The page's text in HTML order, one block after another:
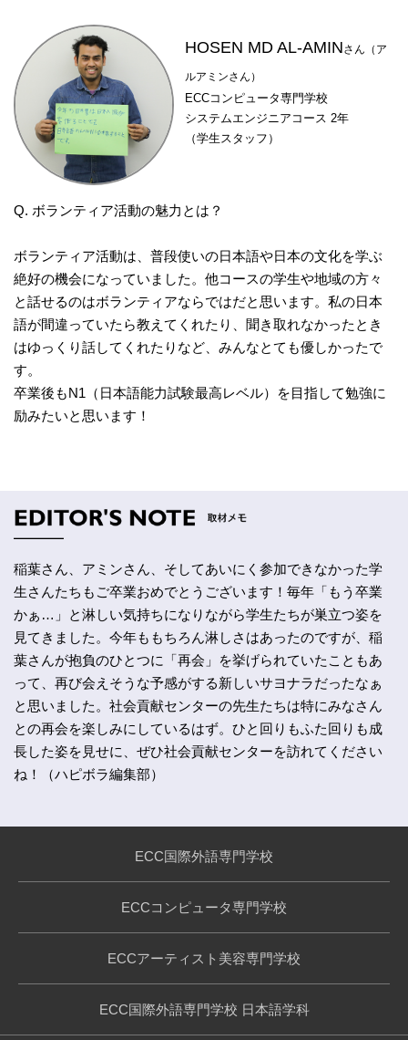
HOSEN MD AL-AMINさん（ア
ルアミンさん）
ECCコンピュータ専門学校
システムエンジニアコース 2年
（学生スタッフ）
Q. ボランティア活動の魅力とは？
ボランティア活動は、普段使いの日本語や日本の文化を学ぶ
絶好の機会になっていました。他コースの学生や地域の方々
と話せるのはボランティアならではだと思います。私の日本
語が間違っていたら教えてくれたり、聞き取れなかったとき
はゆっくり話してくれたりなど、みんなとても優しかったで
す。
卒業後もN1（日本語能力試験最高レベル）を目指して勉強に
励みたいと思います！
稲葉さん、アミンさん、そしてあいにく参加できなかった学
生さんたちもご卒業おめでとうございます！毎年「もう卒業
かぁ…」と淋しい気持ちになりながら学生たちが巣立つ姿を
見てきました。今年ももちろん淋しさはあったのですが、稲
葉さんが抱負のひとつに「再会」を挙げられていたこともあ
って、再び会えそうな予感がする新しいサヨナラだったなぁ
と思いました。社会貢献センターの先生たちは特にみなさん
との再会を楽しみにしているはず。ひと回りもふた回りも成
長した姿を見せに、ぜひ社会貢献センターを訪れてください
ね！（ハピボラ編集部）
ECC国際外語専門学校
ECCコンピュータ専門学校
ECCアーティスト美容専門学校
ECC国際外語専門学校 日本語学科